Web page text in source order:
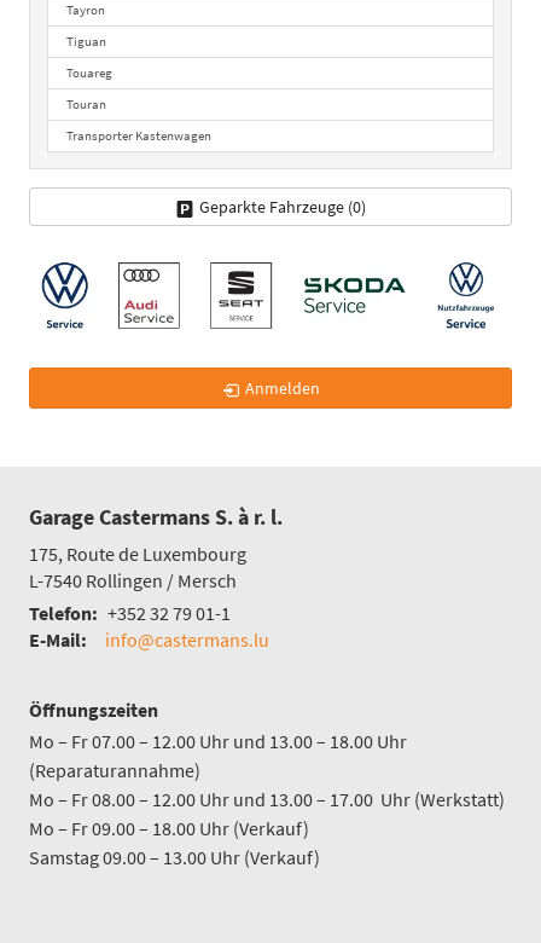
Tayron
Tiguan
Touareg
Touran
Transporter Kastenwagen
Geparkte Fahrzeuge (0)
Anmelden
Garage Castermans S. à r. l.
175, Route de Luxembourg
L-7540 Rollingen / Mersch
Telefon: +352 32 79 01-1
E-Mail:
info@castermans.lu
Öffnungszeiten
Mo – Fr 07.00 – 12.00 Uhr und 13.00 – 18.00 Uhr
(Reparaturannahme)
Mo – Fr 08.00 – 12.00 Uhr und 13.00 – 17.00 Uhr (Werkstatt)
Mo – Fr 09.00 – 18.00 Uhr (Verkauf)
Samstag 09.00 – 13.00 Uhr (Verkauf)